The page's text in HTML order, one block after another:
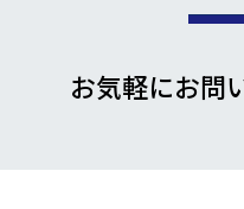
お気軽にお問